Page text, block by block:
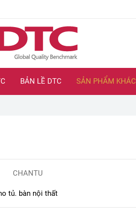
BẢN LỀ DTC SẢN PHẨM KHÁC
CHANTU
tủ. bàn nội thất